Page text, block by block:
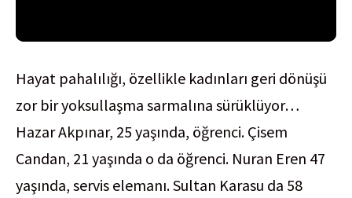
Hayat pahalılığı, özellikle kadınları geri dönüşü
zor bir yoksullaşma sarmalına sürüklüyor…
Hazar Akpınar, 25 yaşında, öğrenci. Çisem
Candan, 21 yaşında o da öğrenci. Nuran Eren 47
yaşında, servis elemanı. Sultan Karasu da 58